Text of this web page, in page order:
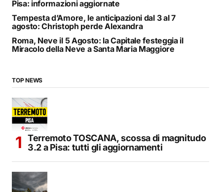
Pisa: informazioni aggiornate
Tempesta d’Amore, le anticipazioni dal 3 al 7
agosto: Christoph perde Alexandra
Roma, Neve il 5 Agosto: la Capitale festeggia il
Miracolo della Neve a Santa Maria Maggiore
TOP NEWS
Terremoto TOSCANA, scossa di magnitudo
3.2 a Pisa: tutti gli aggiornamenti